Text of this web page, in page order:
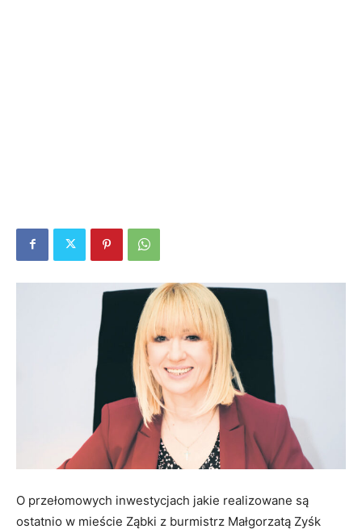
O przełomowych inwestycjach jakie realizowane są
ostatnio w mieście Ząbki z burmistrz Małgorzatą Zyśk